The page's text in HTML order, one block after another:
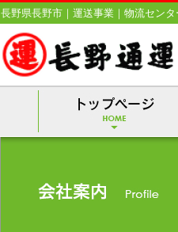
長野県長野市｜運送事業｜物流セン